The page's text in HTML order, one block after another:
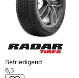
Befriedigend
6,3